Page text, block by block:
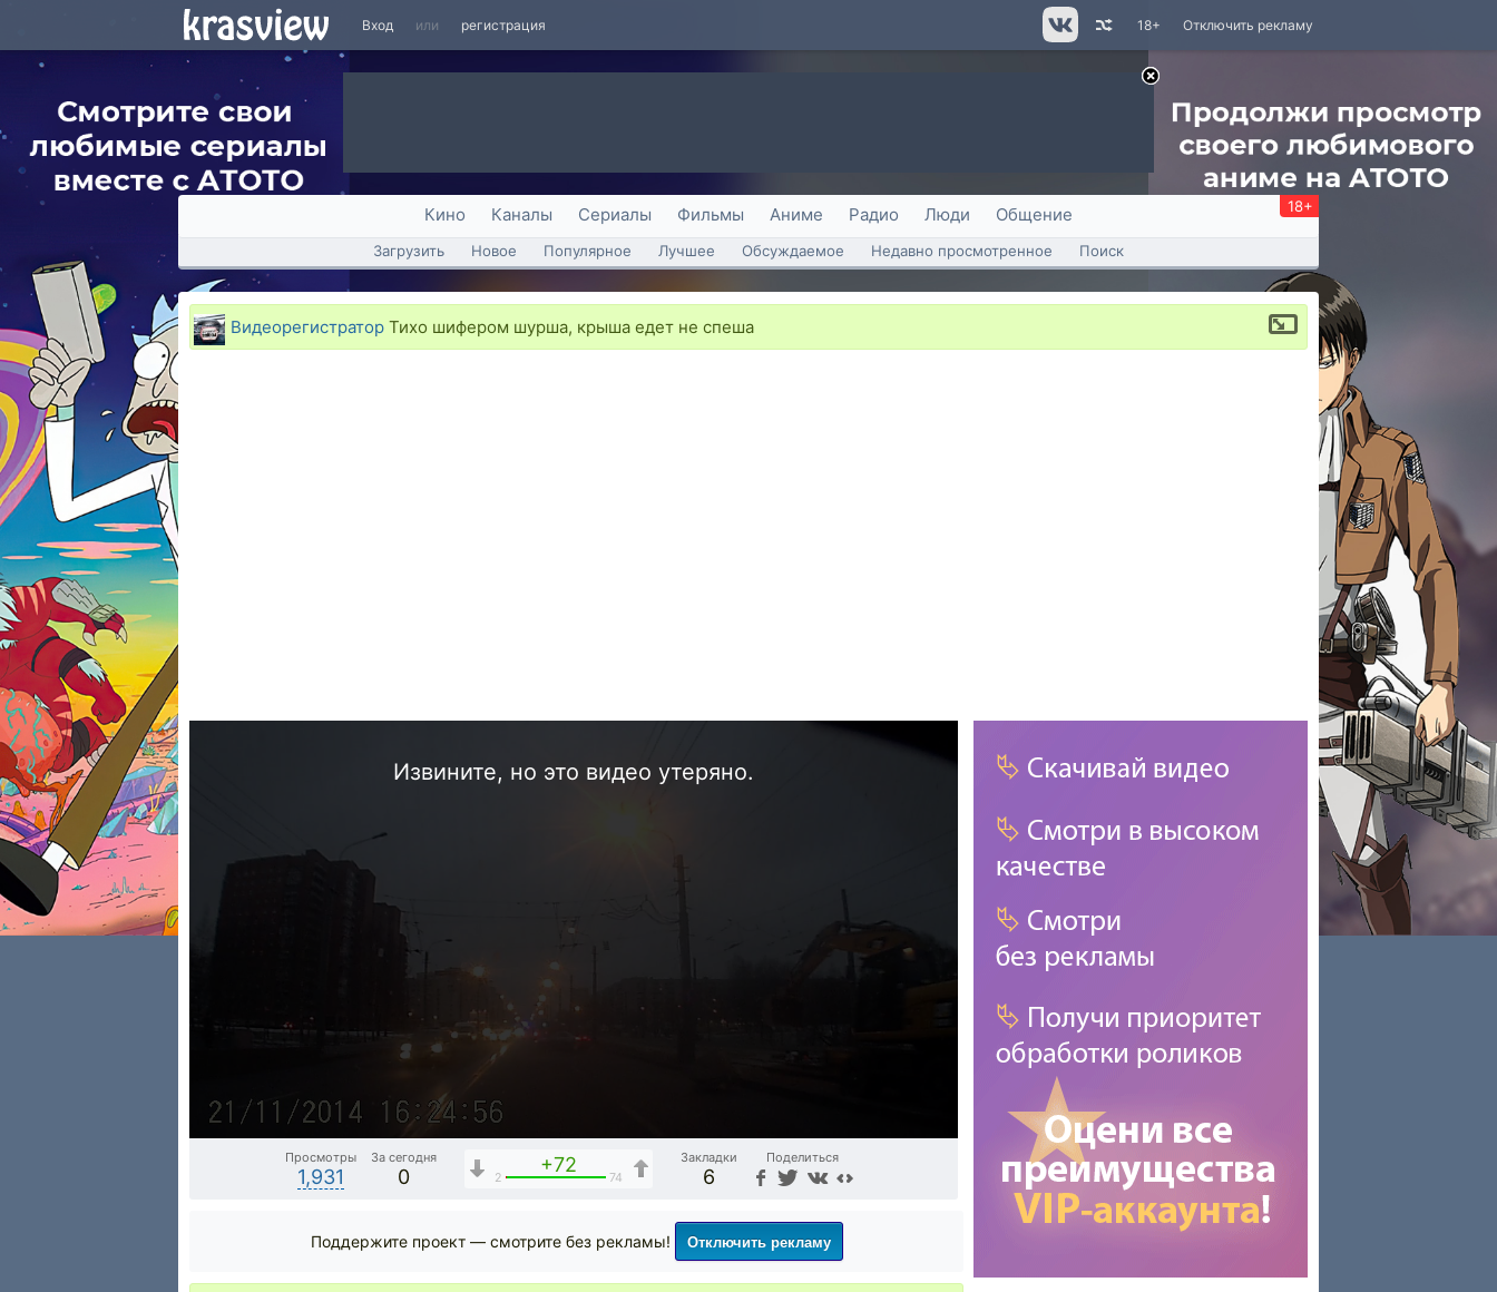
Вход или регистрация Отключить рекламу
18+
Кино Каналы Сериалы Фильмы Аниме Радио Люди Общение 18+
Загрузить Новое Популярное Лучшее Обсуждаемое Недавно просмотренное Поиск
Видеорегистратор Тихо шифером шурша, крыша едет не спеша
Извините, но это видео утеряно.
Просмотры
1,931
За сегодня
0
+72
2 74
Закладки
6
Поделиться
Поддержите проект — смотрите без рекламы! Отключить рекламу